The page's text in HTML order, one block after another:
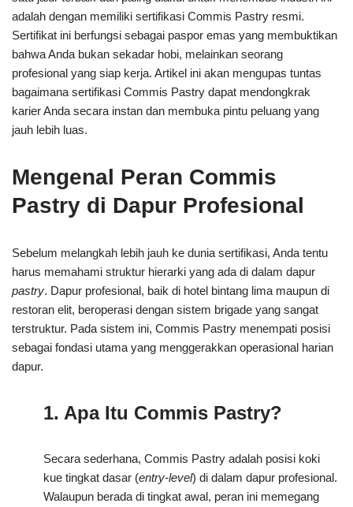
adalah dengan memiliki sertifikasi Commis Pastry resmi.
Sertifikat ini berfungsi sebagai paspor emas yang membuktikan
bahwa Anda bukan sekadar hobi, melainkan seorang
profesional yang siap kerja. Artikel ini akan mengupas tuntas
bagaimana sertifikasi Commis Pastry dapat mendongkrak
karier Anda secara instan dan membuka pintu peluang yang
jauh lebih luas.
Mengenal Peran Commis
Pastry di Dapur Profesional
Sebelum melangkah lebih jauh ke dunia sertifikasi, Anda tentu
harus memahami struktur hierarki yang ada di dalam dapur
pastry. Dapur profesional, baik di hotel bintang lima maupun di
restoran elit, beroperasi dengan sistem brigade yang sangat
terstruktur. Pada sistem ini, Commis Pastry menempati posisi
sebagai fondasi utama yang menggerakkan operasional harian
dapur.
1. Apa Itu Commis Pastry?
Secara sederhana, Commis Pastry adalah posisi koki
kue tingkat dasar (entry-level) di dalam dapur profesional.
Walaupun berada di tingkat awal, peran ini memegang